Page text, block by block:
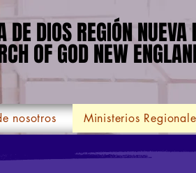
DE DIOS REGIÓN
OF GOD NEW
DE DIOS REGIÓN
OF GOD NEW
nosotros Ministerios